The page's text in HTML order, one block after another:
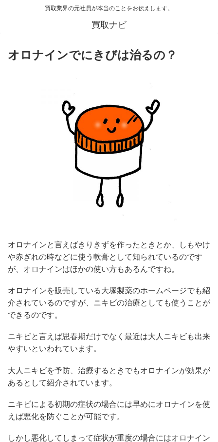
買取業界の元社員が本当のことをお伝えします。
買取ナビ
オロナインでにきびは治るの？
オロナインと言えばきりきずを作ったときとか、しもやけ
や赤ぎれの時などに使う軟膏として知られているのです
が、オロナインはほかの使い方もあるんですね。
オロナインを販売している大塚製薬のホームページでも紹
介されているのですが、ニキビの治療としても使うことが
できるのです。
ニキビと言えば思春期だけでなく最近は大人ニキビも出来
やすいといわれています。
大人ニキビを予防、治療するときでもオロナインが効果が
あるとして紹介されています。
ニキビによる初期の症状の場合には早めにオロナインを使
えば悪化を防ぐことが可能です。
しかし悪化してしまって症状が重度の場合にはオロナイン